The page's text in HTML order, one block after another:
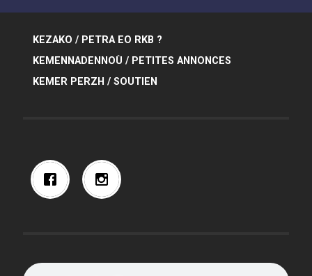
KEZAKO / PETRA EO RKB ?
KEMENNADENNOÙ / PETITES ANNONCES
KEMER PERZH / SOUTIEN